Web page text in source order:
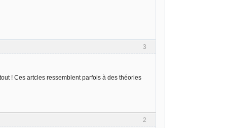
3
! Ces artcles ressemblent parfois à des théories
2